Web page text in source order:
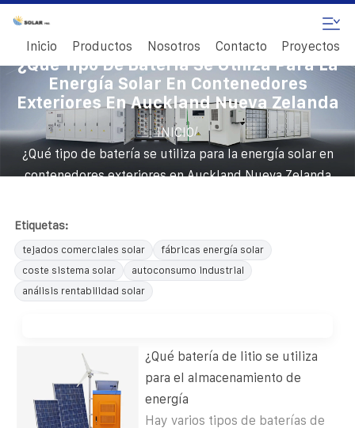
Inicio Productos Nosotros Contacto Proyectos
¿Qué Tipo De Batería Se Utiliza Para La
Energía Solar En Contenedores
Exteriores En Auckland Nueva Zelanda
INICIO/
¿Qué tipo de batería se utiliza para la energía solar en
contenedores exteriores en Auckland Nueva Zelanda
Etiquetas:
tejados comerciales solar
fábricas energía solar
coste sistema solar
autoconsumo industrial
análisis rentabilidad solar
¿Qué batería de litio se utiliza
para el almacenamiento de
energía
Hay varios tipos de baterías de